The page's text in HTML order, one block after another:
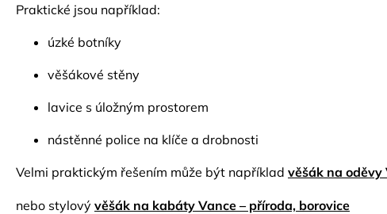
Praktické jsou například:
úzké botníky
věšákové stěny
lavice s úložným prostorem
nástěnné police na klíče a drobnosti
Velmi praktickým řešením může být například věšák na oděvy
nebo stylový věšák na kabáty Vance – příroda, borovice